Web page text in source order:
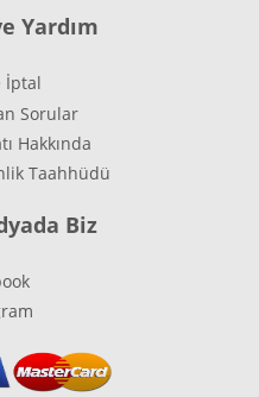
Yardım
İptal
Sorular
Hakkında
Taahhüdü
Biz